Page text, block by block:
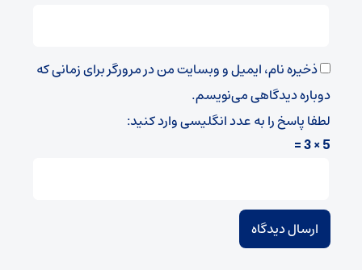
ذخیره نام، ایمیل و وبسایت من در مرورگر برای زمانی که
دوباره دیدگاهی می‌نویسم.
لطفا پاسخ را به عدد انگلیسی وارد کنید:
5 × 3 =